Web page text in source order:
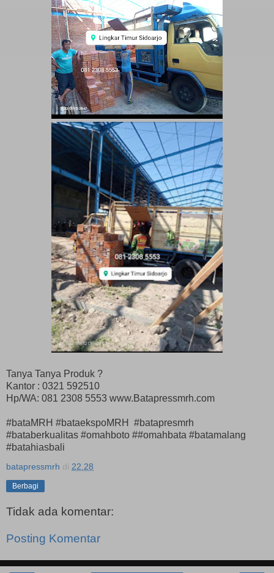
Tanya Tanya Produk ?
Kantor : 0321 592510
Hp/WA: 081 2308 5553 www.Batapressmrh.com
#bataMRH #bataekspoMRH #batapresmrh
#bataberkualitas #omahboto ##omahbata #batamalang
#batahiasbali
batapressmrh di 22.28
Berbagi
Tidak ada komentar:
Posting Komentar